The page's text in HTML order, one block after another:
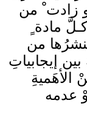
و زادت ْ من
مادة
ينشرُها من
إيجابياتِ
الأهَميةِ